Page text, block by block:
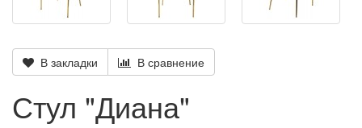
В закладки В сравнение
Стул "Диана"